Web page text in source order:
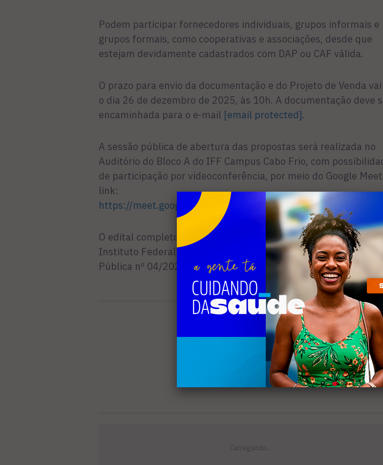
Podem participar fornecedores individuais, grupos informais e
grupos formais, como cooperativas e associações, desde que
estejam devidamente cadastrados com DAP ou CAF válida.
O prazo para envio da documentação e do Projeto de Venda
o dia 26 de dezembro de 2025, às 10h. A documentação deve
encaminhada para o e-mail [email protected].
A sessão pública de abertura das propostas será realizada no
Auditório do Bloco A do IFF Campus Cabo Frio, com
de participação por videoconferência, por meio do Google
link:
https://meet.google.com/jre-pijx-otz
O edital completo está disponível no portal de seleções do
Instituto Federal Fluminense, sob o título Edital da Chamada
Pública nº 04/2025.